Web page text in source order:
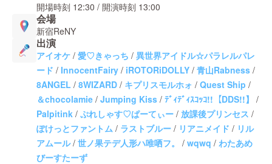
開場時刻 12:30 / 開演時刻 13:00
会場
新宿ReNY
出演
アイオケ / 愛♡きゃっち / 異世界アイドル☆パラレルパレ
ード / InnocentFairy / iROTORiDOLLY / 青山Rabness /
8ANGEL / 8WIZARD / キプリスモルホォ / Quest Ship /
＆chocolamie / Jumping Kiss / ﾃﾞｨﾃﾞｨｽｺｯｺ!!【DDS!!】 /
Palpitink / ぷれしゃす♡ぱーてぃー / 放課後プリンセス /
ぽけっとファントム / ラストブルー / リアニメイド / リル
アムール/ 世ノ果テデ人形ハ唯哂フ。 / wqwq / わたあめ
びーすたーず